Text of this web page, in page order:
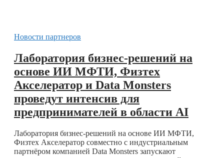
Новости партнеров
Лаборатория бизнес-решений на
основе ИИ МФТИ, Физтех
Акселератор и Data Monsters
проведут интенсив для
предпринимателей в области AI
Лаборатория бизнес-решений на основе ИИ МФТИ,
Физтех Акселератор совместно с индустриальным
партнёром компанией Data Monsters запускают